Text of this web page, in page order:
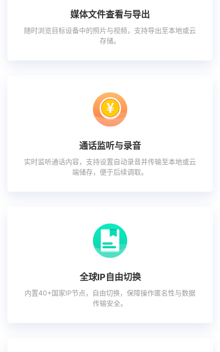
媒体文件查看与导出
随时浏览目标设备中的照片与视频，支持导出至本地或云
存储。
通话监听与录音
实时监听通话内容，支持设置自动录音并传输至本地或云
端储存，便于后续调取。
全球IP自由切换
内置40+国家IP节点，自由切换，保障操作匿名性与数据
传输安全。